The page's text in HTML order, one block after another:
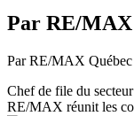
Par RE/MAX
Par RE/MAX Québec
Chef de file du
RE/MAX réunit les